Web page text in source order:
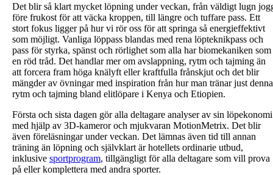
Det blir så klart mycket löpning under veckan, från väldigt lugn
före frukost för att väcka kroppen, till längre och tuffare pass. Ett
stort fokus ligger på hur vi rör oss för att springa så energieffektivt
som möjligt. Vanliga löppass blandas med rena löpteknikpass och
pass för styrka, spänst och rörlighet som alla har biomekaniken som
en röd tråd. Det handlar mer om avslappning, rytm och tajming än
att forcera fram höga knälyft eller kraftfulla frånskjut och det blir
mängder av övningar med inspiration från hur man tränar just denna
rytm och tajming bland elitlöpare i Kenya och Etiopien.
Första och sista dagen gör alla deltagare analyser av sin löpekonomi
med hjälp av 3D-kameror och mjukvaran MotionMetrix. Det blir
även föreläsningar under veckan. Det lämnas även tid till annan
träning än löpning och självklart är hotellets ordinarie utbud,
inklusive sportprogram, tillgängligt för alla deltagare som vill prova
på eller komplettera med andra sporter.